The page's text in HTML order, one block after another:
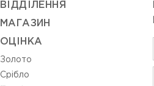
ВIДДIЛЕННЯ
МАГАЗИН
ОЦIНКА
Золото
Срiбло